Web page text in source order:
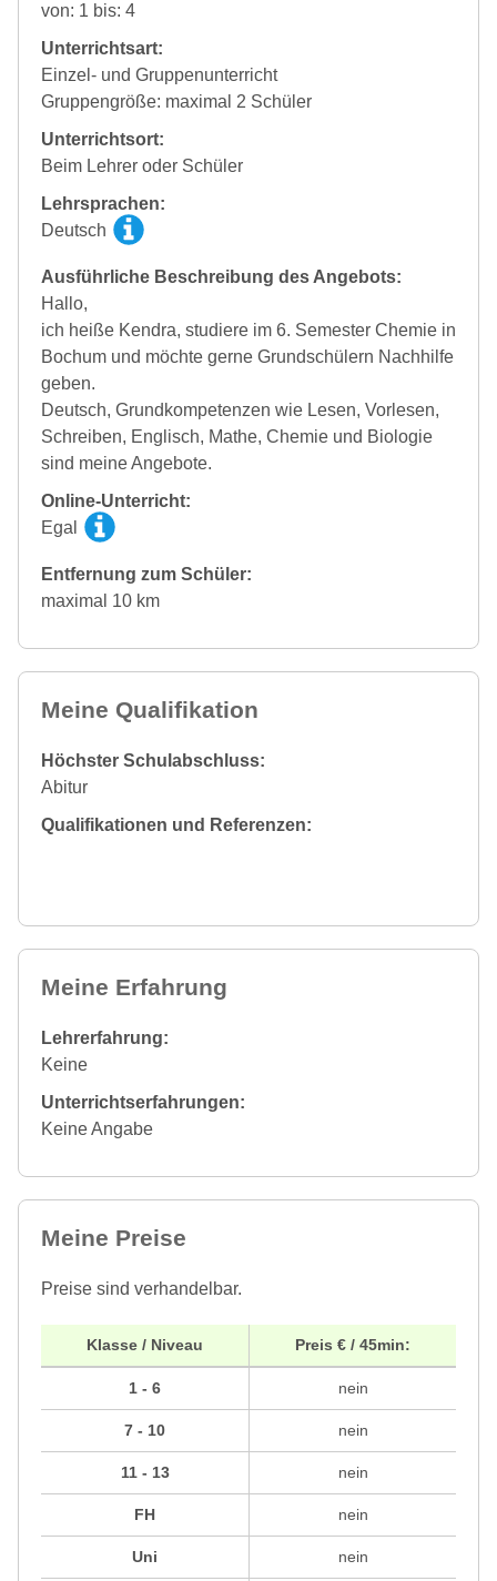
von: 1 bis: 4
Unterrichtsart:
Einzel- und Gruppenunterricht
Gruppengröße: maximal 2 Schüler
Unterrichtsort:
Beim Lehrer oder Schüler
Lehrsprachen:
Deutsch
Ausführliche Beschreibung des Angebots:
Hallo,
ich heiße Kendra, studiere im 6. Semester Chemie in
Bochum und möchte gerne Grundschülern Nachhilfe
geben.
Deutsch, Grundkompetenzen wie Lesen, Vorlesen,
Schreiben, Englisch, Mathe, Chemie und Biologie
sind meine Angebote.
Online-Unterricht:
Egal
Entfernung zum Schüler:
maximal 10 km
Meine Qualifikation
Höchster Schulabschluss:
Abitur
Qualifikationen und Referenzen:
Meine Erfahrung
Lehrerfahrung:
Keine
Unterrichtserfahrungen:
Keine Angabe
Meine Preise
Preise sind verhandelbar.
Klasse / Niveau
1 - 6
7 - 10
11 - 13
FH
Uni
Preis € / 45min:
nein
nein
nein
nein
nein